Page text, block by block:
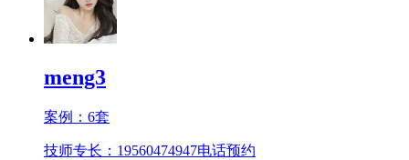
meng3
案例： 6套
技师专长：19560474947电话预约